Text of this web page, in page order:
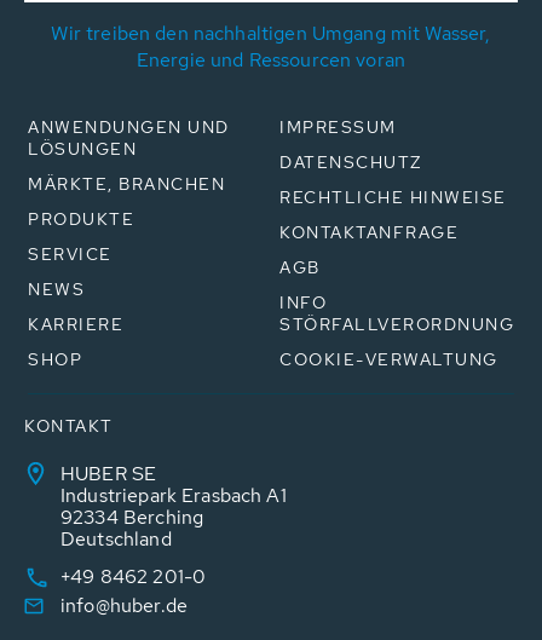
Wir treiben den nachhaltigen Umgang mit Wasser,
Energie und Ressourcen voran
ANWENDUNGEN UND
LÖSUNGEN
MÄRKTE, BRANCHEN
PRODUKTE
SERVICE
NEWS
KARRIERE
SHOP
IMPRESSUM
DATENSCHUTZ
RECHTLICHE HINWEISE
KONTAKTANFRAGE
AGB
INFO
STÖRFALLVERORDNUNG
COOKIE-VERWALTUNG
KONTAKT
HUBER SE
Industriepark Erasbach A1
92334 Berching
Deutschland
+49 8462 201-0
info@huber.de